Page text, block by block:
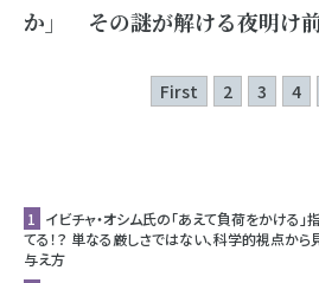
か」 その謎が解ける夜明け
First 2 3 4
1 イビチャ・オシム氏の「あえて負荷をかける
てる！？ 単なる厳しさではない、科学的視点から
与え方